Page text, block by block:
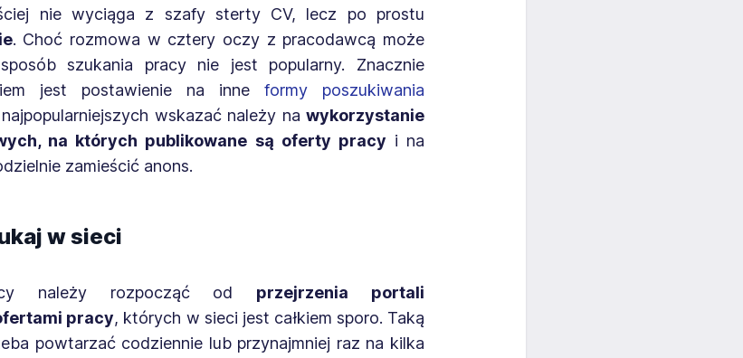
nie wyciąga z szafy sterty CV, lecz po prostu
. Choć rozmowa w cztery oczy z pracodawcą może
szukania pracy nie jest popularny. Znacznie
jest postawienie na inne formy poszukiwania
wskazać należy na wykorzystanie
na których publikowane są oferty pracy i na
zamieścić anons.
w sieci
należy rozpocząć od przejrzenia portali
pracy, których w sieci jest całkiem sporo. Taką
powtarzać codziennie lub przynajmniej raz na kilka